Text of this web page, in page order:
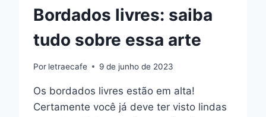
Bordados livres: saiba
tudo sobre essa arte
Por letraecafe 9 de junho de 2023
Os bordados livres estão em alta!
Certamente você já deve ter visto lindas